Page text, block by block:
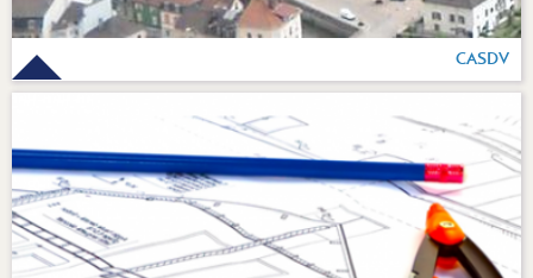
CASDV